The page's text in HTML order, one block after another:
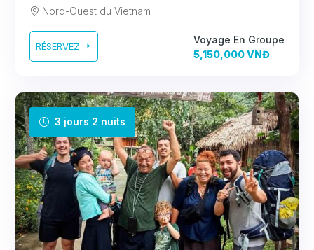
Nord-Ouest du Vietnam
RÉSERVEZ
Voyage En Groupe
5,150,000 VNĐ
3 jours 2 nuits